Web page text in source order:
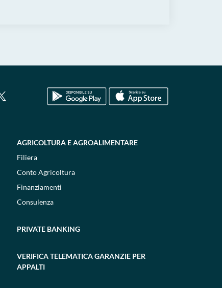
AGRICOLTURA E AGROALIMENTARE
Filiera
Conto Agricoltura
Finanziamenti
Consulenza
PRIVATE BANKING
VERIFICA TELEMATICA GARANZIE PER
APPALTI